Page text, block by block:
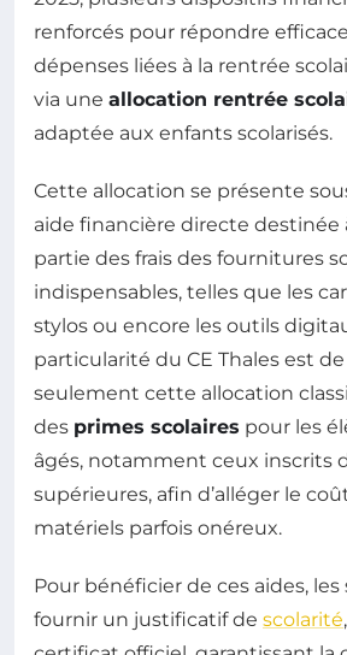
renforcés pour répondre
dépenses liées à la rentrée
via une allocation rentrée
adaptée aux enfants scolarisés.
Cette allocation se présente
aide financière directe destinée
partie des frais des fournitures
indispensables, telles que les
stylos ou encore les outils
particularité du CE Thales est
seulement cette allocation
des primes scolaires pour les
âgés, notamment ceux inscrits
supérieures, afin d’alléger le
matériels parfois onéreux.
Pour bénéficier de ces aides,
fournir un justificatif de scolarité